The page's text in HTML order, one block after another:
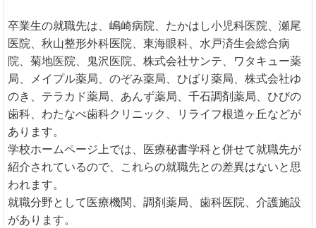
卒業生の就職先は、嶋崎病院、たかはし小児科医院、瀬尾
医院、秋山整形外科医院、東海眼科、水戸済生会総合病
院、菊地医院、鬼沢医院、株式会社サンテ、ワタキュー薬
局、メイプル薬局、のぞみ薬局、ひばり薬局、株式会社ゆ
のき、テラカド薬局、あんず薬局、千石調剤薬局、ひびの
歯科、わたなべ歯科クリニック、リライフ根道ヶ丘などが
あります。
学校ホームページ上では、医療秘書学科と併せて就職先が
紹介されているので、これらの就職先との差異はないと思
われます。
就職分野として医療機関、調剤薬局、歯科医院、介護施設
があります。